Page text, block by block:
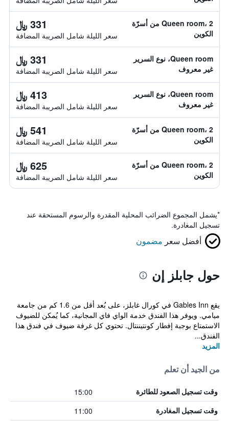
Queen room، 2 من أسرّة
الكوين
331 ﷼
سعر الليلة شامل الصريبة المضافة
Queen room، نوع السرير
غير معروف
331 ﷼
سعر الليلة شامل الصريبة المضافة
Queen room، نوع السرير
غير معروف
413 ﷼
سعر الليلة شامل الصريبة المضافة
Queen room، 2 من أسرّة
الكوين
541 ﷼
سعر الليلة شامل الصريبة المضافة
Queen room، 2 من أسرّة
الكوين
625 ﷼
سعر الليلة شامل الصريبة المضافة
*يشمل المجموع الضرائب المحلية المقدرة والرسوم المستحقة عند
تسجيل المغادرة.
أفضل سعر مضمون
حول جابلز إن
يقع Gables Inn في كورال غابلز، على بُعد أقل من 1.6 كم من جامعة
ميامي. ويوفر هذا الفندق خدمة الواي فاي المجانية، كما يُمكن للضيوف
الاستمتاع بوجبة إفطار كونتيننتال. تحتوي كل غرفة ضيوف في فندق هذا
الفندق...
المزيد
من الجيد أن تعلم
وقت تسجيل الصعود للطائرة 15:00
وقت تسجيل المغادرة 11:00